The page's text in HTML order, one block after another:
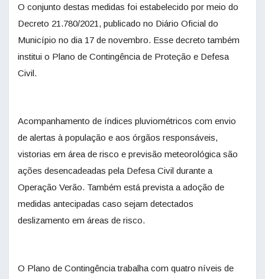
O conjunto destas medidas foi estabelecido por meio do
Decreto 21.780/2021, publicado no Diário Oficial do
Município no dia 17 de novembro. Esse decreto também
institui o Plano de Contingência de Proteção e Defesa
Civil.
Acompanhamento de índices pluviométricos com envio
de alertas à população e aos órgãos responsáveis,
vistorias em área de risco e previsão meteorológica são
ações desencadeadas pela Defesa Civil durante a
Operação Verão. Também está prevista a adoção de
medidas antecipadas caso sejam detectados
deslizamento em áreas de risco.
O Plano de Contingência trabalha com quatro níveis de